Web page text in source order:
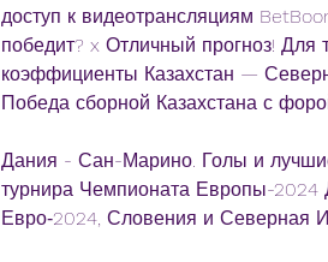
доступ к видеотрансляциям
победит? x Отличный прогноз!
коэффициенты Казахстан —
Победа сборной Казахстана с
Дания - Сан-Марино. Голы и
турнира Чемпионата Европы-
Евро‑2024, Словения и Северная